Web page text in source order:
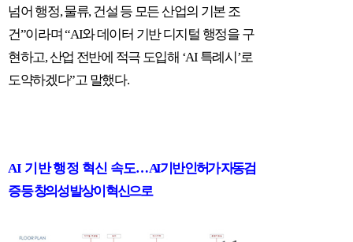
넘어 행정,물류,건설 등 모든 산업의 기본 조
건”이라며“AI와 데이터 기반 디지털 행정을 구
현하고,산업 전반에 적극 도입해 ‘AI 특례시’로
도약하겠다”고 말했다.
AI 기반 행정 혁신 속도…AI기반 인허가 자동검
증 등 창의성 발상이 혁신으로